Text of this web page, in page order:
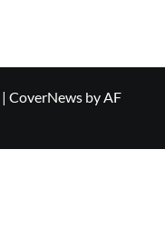
| CoverNews by AF